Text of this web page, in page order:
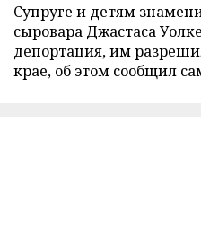
Супруге и детям
сыровара Джастаса
депортация, им
крае, об этом сообщил